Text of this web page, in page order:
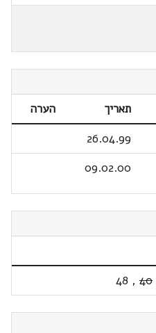
תאריך
הערה
26.04.99
09.02.00
40
,
48